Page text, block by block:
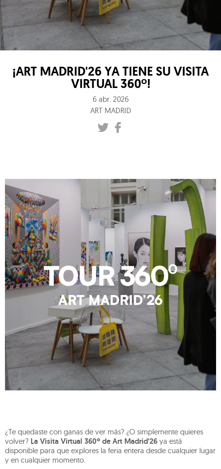
¡ART MADRID'26 YA TIENE SU VISITA
VIRTUAL 360º!
6 abr. 2026
ART MADRID
¿Te quedaste con ganas de ver más? ¿O simplemente quieres
volver? La Visita Virtual 360º de Art Madrid'26 ya está
disponible para que explores la feria entera desde cualquier lugar
y en cualquier momento.